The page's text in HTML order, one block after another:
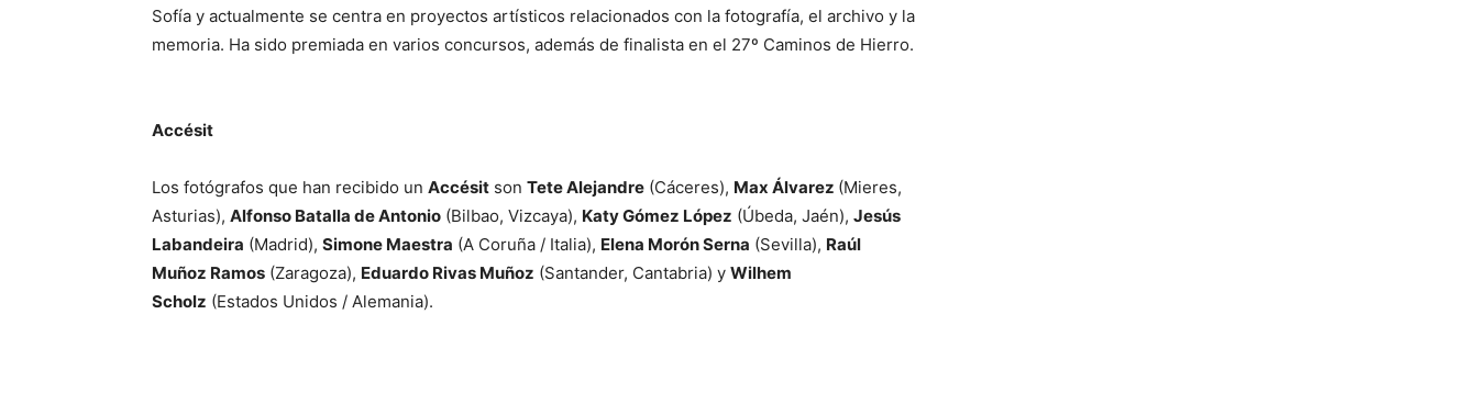
Sofía y actualmente se centra en proyectos artísticos relacionados con la fotografía, el archivo y la
memoria. Ha sido premiada en varios concursos, además de finalista en el 27º Caminos de Hierro.
Accésit
Los fotógrafos que han recibido un Accésit son Tete Alejandre (Cáceres), Max Álvarez (Mieres,
Asturias), Alfonso Batalla de Antonio (Bilbao, Vizcaya), Katy Gómez López (Úbeda, Jaén), Jesús
Labandeira (Madrid), Simone Maestra (A Coruña / Italia), Elena Morón Serna (Sevilla), Raúl
Muñoz Ramos (Zaragoza), Eduardo Rivas Muñoz (Santander, Cantabria) y Wilhem
Scholz (Estados Unidos / Alemania).